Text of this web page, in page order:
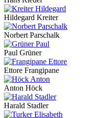
Hildegard Kreiter
Norbert Parschalk
Paul Grüner
Ettore Frangipane
Anton Höck
Harald Stadler